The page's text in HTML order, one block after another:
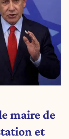
maire de
et